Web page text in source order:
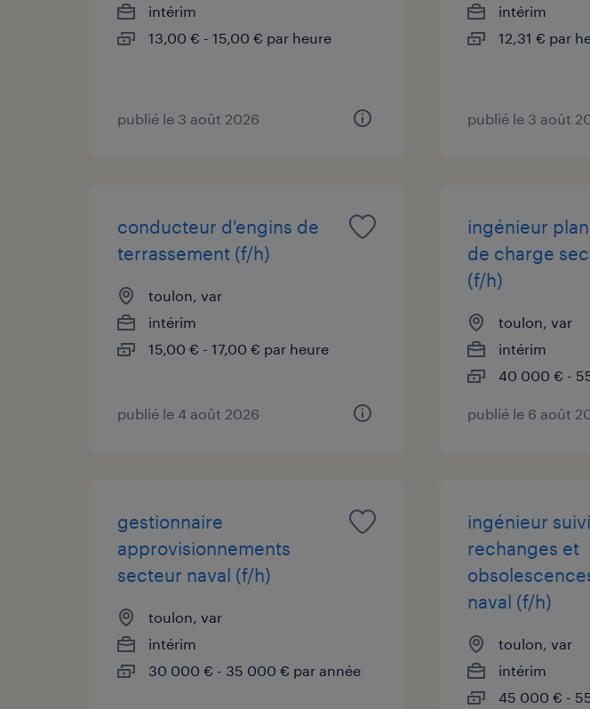
intérim
13,00 € - 15,00 € par heure
publié le 3 août 2026
intérim
12,31 € par
publié le 3 août
conducteur d'engins de
terrassement (f/h)
toulon, var
intérim
15,00 € - 17,00 € par heure
publié le 4 août 2026
ingénieur
de charge
(f/h)
toulon, var
intérim
40 000 € -
publié le 6 août
gestionnaire
approvisionnements
secteur naval (f/h)
toulon, var
intérim
30 000 € - 35 000 € par année
ingénieur
rechanges et
naval (f/h)
toulon, var
intérim
45 000 € -